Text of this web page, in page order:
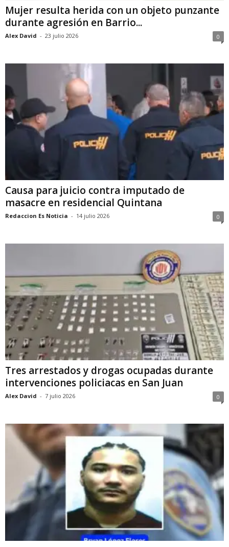
Mujer resulta herida con un objeto punzante
durante agresión en Barrio...
Alex David - 23 julio 2026 0
Causa para juicio contra imputado de
masacre en residencial Quintana
Redaccion Es Noticia - 14 julio 2026 0
Tres arrestados y drogas ocupadas durante
intervenciones policiacas en San Juan
Alex David - 7 julio 2026 0